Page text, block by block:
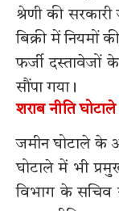
श्रेणी की
बिक्री में नियमों
फर्जी दस्तावेजों
सौंपा गया।
शराब नीति
जमीन घोटाले के
घोटाले में भी
विभाग के सचिव